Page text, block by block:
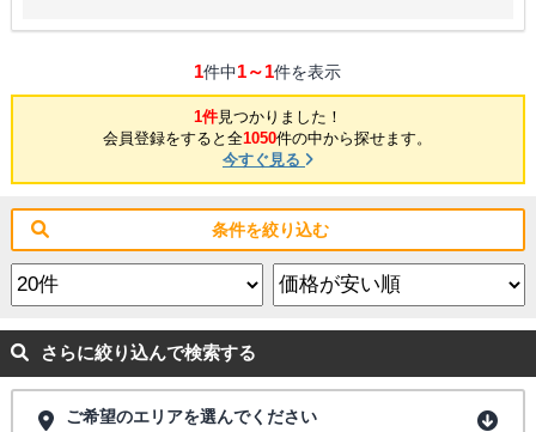
1件中1～1件を表示
1件見つかりました！
会員登録をすると全1050件の中から探せます。
今すぐ見る
条件を絞り込む
さらに絞り込んで検索する
ご希望のエリアを選んでください